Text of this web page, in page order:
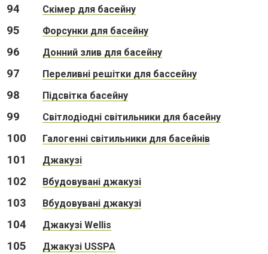
94 Скімер для басейну
95 Форсунки для басейну
96 Донний злив для басейну
97 Переливні решітки для бассейну
98 Підсвітка басейну
99 Світлодіодні світильники для басейну
100 Галогенні світильники для басейнів
101 Джакузі
102 Вбудовувані джакузі
103 Вбудовувані джакузі
104 Джакузі Wellis
105 Джакузі USSPA